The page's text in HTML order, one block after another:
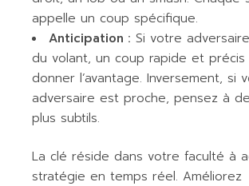
appelle un coup spécifique.
Anticipation : Si votre
du volant, un coup rapide et
donner l’avantage. Inversement, si
adversaire est proche, pensez à
plus subtils.
La clé réside dans votre faculté à
stratégie en temps réel. Améliorez